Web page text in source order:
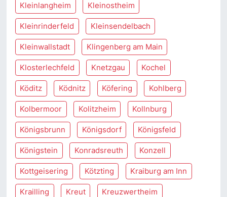
Kleinlangheim Kleinostheim
Kleinrinderfeld Kleinsendelbach
Kleinwallstadt Klingenberg am Main
Klosterlechfeld Knetzgau Kochel
Köditz Ködnitz Köfering Kohlberg
Kolbermoor Kolitzheim Kollnburg
Königsbrunn Königsdorf Königsfeld
Königstein Konradsreuth Konzell
Kottgeisering Kötzting Kraiburg am Inn
Krailling Kreut Kreuzwertheim